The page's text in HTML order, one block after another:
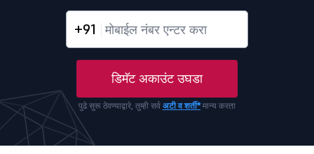
+91
डिमॅट अकाउंट उघडा
पुढे सुरू ठेवण्याद्वारे, तुम्ही सर्व अटी व शर्ती*मान्य करता